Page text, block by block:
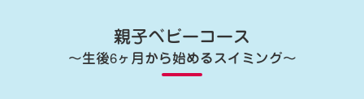
親子ベビーコース
〜生後6ヶ月から始めるスイミング〜